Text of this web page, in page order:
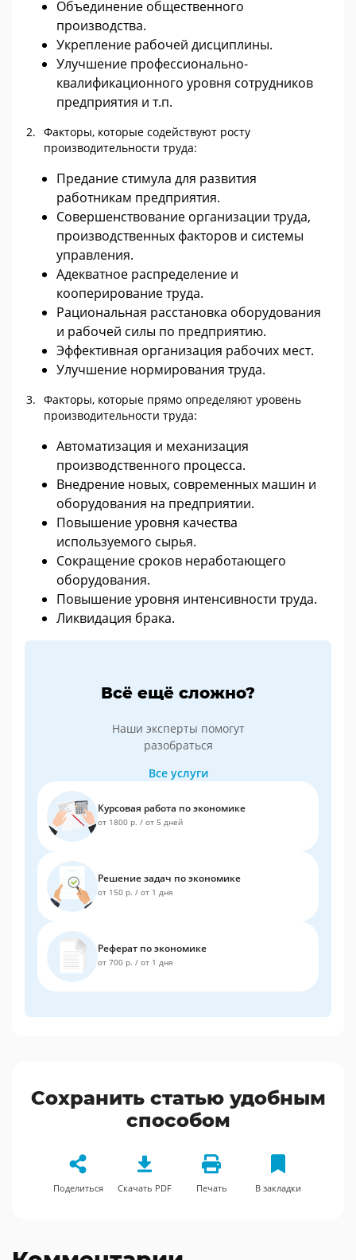
Объединение общественного
производства.
Укрепление рабочей дисциплины.
Улучшение профессионально-
квалификационного уровня сотрудников
предприятия и т.п.
Факторы, которые содействуют росту
производительности труда:
Предание стимула для развития
работникам предприятия.
Совершенствование организации труда,
производственных факторов и системы
управления.
Адекватное распределение и
кооперирование труда.
Рациональная расстановка оборудования
и рабочей силы по предприятию.
Эффективная организация рабочих мест.
Улучшение нормирования труда.
Факторы, которые прямо определяют уровень
производительности труда:
Автоматизация и механизация
производственного процесса.
Внедрение новых, современных машин и
оборудования на предприятии.
Повышение уровня качества
используемого сырья.
Сокращение сроков неработающего
оборудования.
Повышение уровня интенсивности труда.
Ликвидация брака.
Всё ещё сложно?
Наши эксперты помогут
разобраться
Все услуги
Курсовая работа по экономике
от 1800 р. / от 5 дней
Решение задач по экономике
от 150 р. / от 1 дня
Реферат по экономике
от 700 р. / от 1 дня
Сохранить статью удобным
способом
Поделиться Скачать PDF Печать В закладки